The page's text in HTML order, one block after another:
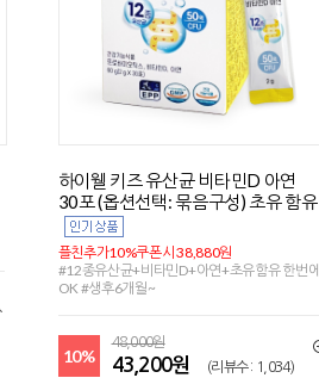
하이웰 키즈 유산균 비타민D 아연
30포 (옵션선택: 묶음구성) 초유 함유
플친추가10%쿠폰시 38,880원
#12종유산균+비타민D+아연+초유함유 한번에
OK #생후6개월~
10%
48,000원
43,200원 (리뷰수 : 1,034)